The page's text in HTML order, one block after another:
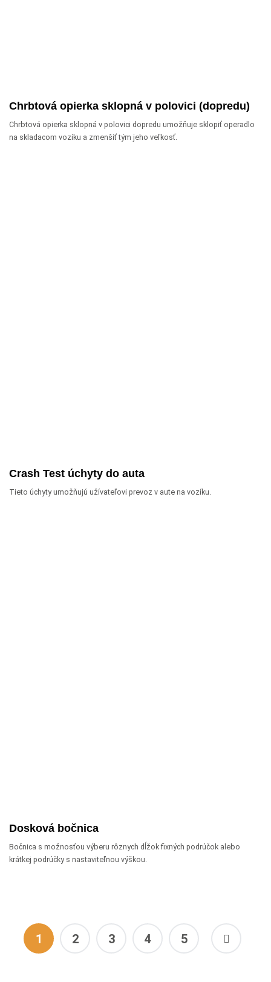
Chrbtová opierka sklopná v polovici (dopredu)
Chrbtová opierka sklopná v polovici dopredu umožňuje sklopiť operadlo
na skladacom vozíku a zmenšiť tým jeho veľkosť.
Crash Test úchyty do auta
Tieto úchyty umožňujú užívateľovi prevoz v aute na vozíku.
Dosková bočnica
Bočnica s možnosťou výberu rôznych dĺžok fixných podrúčok alebo
krátkej podrúčky s nastaviteľnou výškou.
1 2 3 4 5